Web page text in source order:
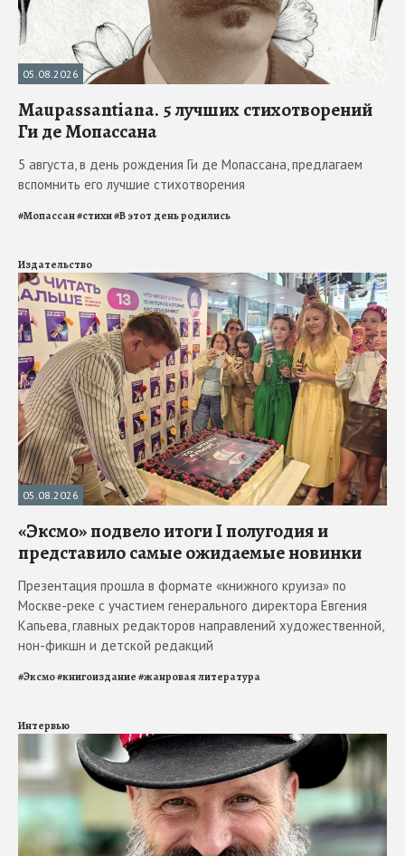
05.08.2026
Maupassantiana. 5 лучших стихотворений
Ги де Мопассана
5 августа, в день рождения Ги де Мопассана, предлагаем
вспомнить его лучшие стихотворения
#Мопассан#стихи#В этот день родились
Издательство
05.08.2026
«Эксмо» подвело итоги I полугодия и
представило самые ожидаемые новинки
Презентация прошла в формате «книжного круиза» по
Москве-реке с участием генерального директора Евгения
Капьева, главных редакторов направлений художественной,
нон-фикшн и детской редакций
#Эксмо#книгоиздание#жанровая литература
Интервью